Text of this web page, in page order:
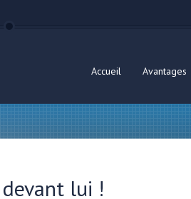
Accueil Avantages
lui !